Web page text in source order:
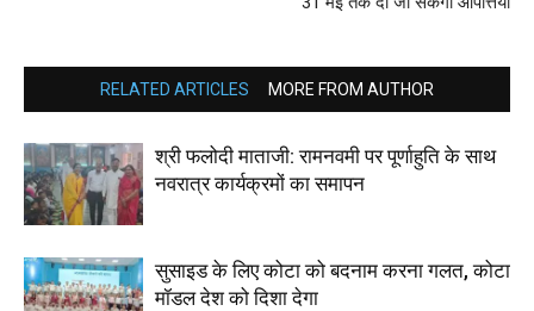
RELATED ARTICLES MORE FROM AUTHOR
श्री फलोदी माताजी: रामनवमी पर पूर्णाहुति के साथ
नवरात्र कार्यक्रमों का समापन
सुसाइड के लिए कोटा को बदनाम करना गलत, कोटा
मॉडल देश को दिशा देगा